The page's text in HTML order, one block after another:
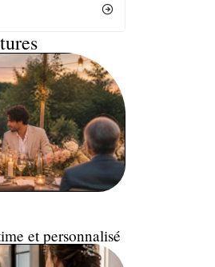
et personnalisé